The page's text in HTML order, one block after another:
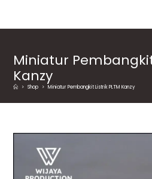
Miniatur Pembangkit
Kanzy
> Shop > Miniatur Pembangkit Listrik PLTM Kanzy